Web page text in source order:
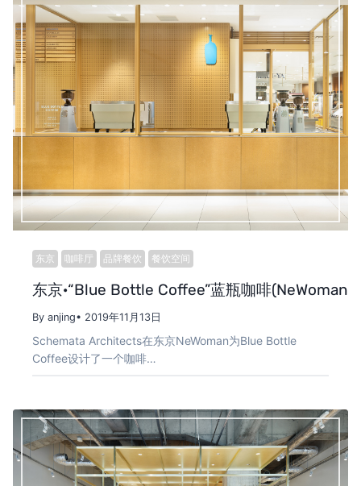
东京 咖啡厅 品牌餐饮 餐饮空间
东京·“Blue Bottle Coffee”蓝瓶咖啡(NeWoman
By anjing• 2019年11月13日
Schemata Architects在东京NeWoman为Blue Bottle
Coffee设计了一个咖啡…